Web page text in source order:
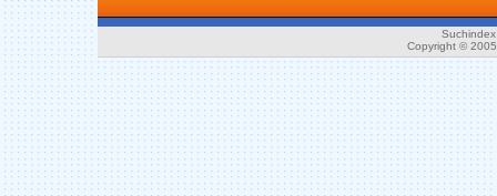
Copyright ©